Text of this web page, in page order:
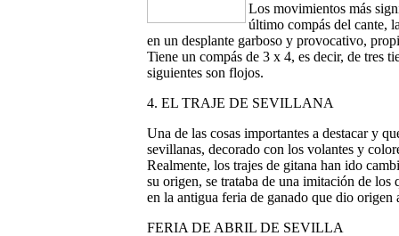
Los movimientos más
último compás del cante,
en un desplante garboso y provocativo,
Tiene un compás de 3 x 4, es decir, de tres
siguientes son flojos.
4. EL TRAJE DE SEVILLANA
Una de las cosas importantes a destacar y
sevillanas, decorado con los volantes y
Realmente, los trajes de gitana han ido
su origen, se trataba de una imitación de los
en la antigua feria de ganado que dio origen
FERIA DE ABRIL DE SEVILLA